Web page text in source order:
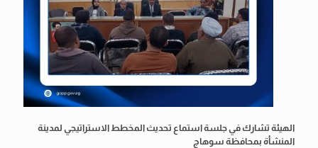
الهيئة تشارك في جلسة استماع تحديث المخطط الاستراتيجي لمدينة
المنشأة بمحافظة سوهاج